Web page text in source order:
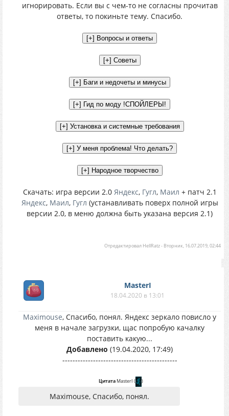
игнорировать. Если вы с чем-то не согласны прочитав
ответы, то покиньте тему. Спасибо.
Скачать: игра версии 2.0 Яндекс, Гугл, Маил + патч 2.1
Яндекс, Маил, Гугл (устанавливать поверх полной игры
версии 2.0, в меню должна быть указана версия 2.1)
Отредактировал HellRatz- Вторник, 16.07.2019, 02:44
MasterI
18.04.2020 в 13:01
Maximouse, Спасибо, понял. Яндекс зеркало повисло у
меня в начале загрузки, щас попробую качалку
поставить какую...
Добавлено (19.04.2020, 17:49)
---------------------------------------------
ЦитатаMasterI ( )
Maximouse, Спасибо, понял.